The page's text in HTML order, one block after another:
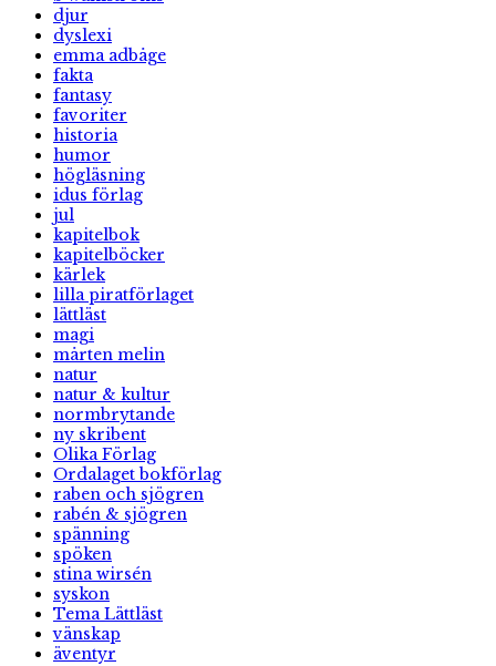
djur
dyslexi
emma adbåge
fakta
fantasy
favoriter
historia
humor
högläsning
idus förlag
jul
kapitelbok
kapitelböcker
kärlek
lilla piratförlaget
lättläst
magi
mårten melin
natur
natur & kultur
normbrytande
ny skribent
Olika Förlag
Ordalaget bokförlag
raben och sjögren
rabén & sjögren
spänning
spöken
stina wirsén
syskon
Tema Lättläst
vänskap
äventyr